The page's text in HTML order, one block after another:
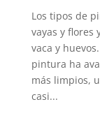
Los tipos de
vayas y flores
vaca y
pintura ha
más limpios,
casi...